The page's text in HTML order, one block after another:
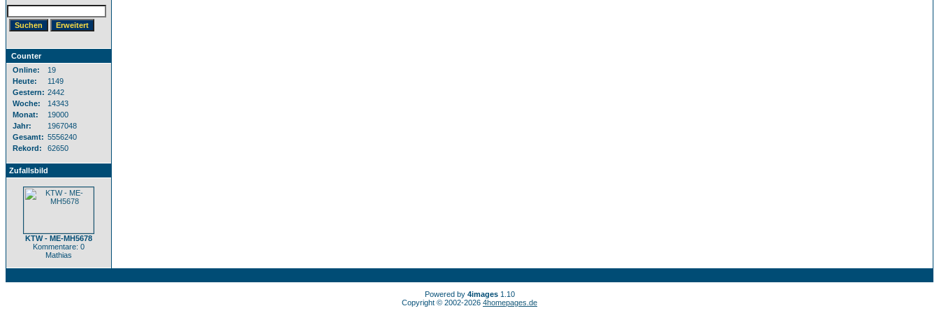
Counter
Online:
19
Heute:
1149
Gestern: 2442
Woche:
14343
Monat:
19000
Jahr:
1967048
Gesamt: 5556240
Rekord:
62650
Zufallsbild
KTW - ME-MH5678
Kommentare: 0
Mathias
Powered by 4images1.10
Copyright © 2002-2026 4homepages.de